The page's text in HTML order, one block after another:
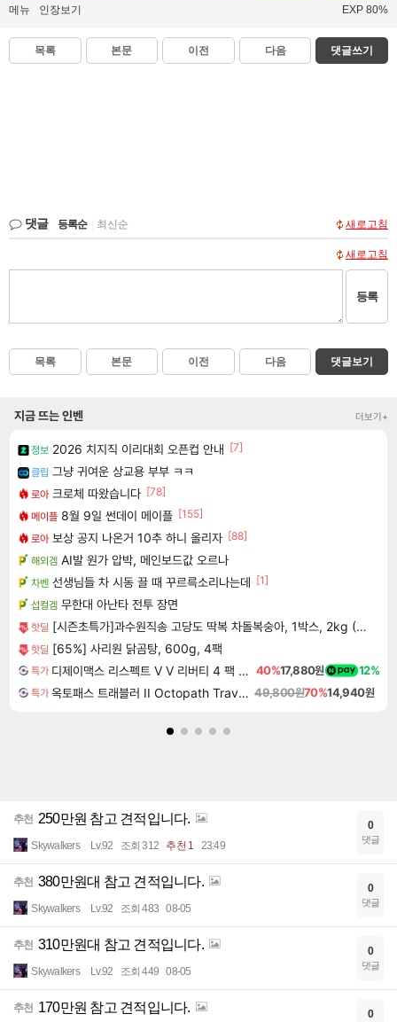
메뉴 인장보기 EXP 80%
목록 본문 이전 다음 댓글쓰기
댓글 등록순 최신순 새로고침
새로고침
등록
목록 본문 이전 다음 댓글보기
지금 뜨는 인벤 더보기+
정보 2026 치지직 이리대회 오픈컵 안내 [7]
클립 그냥 귀여운 상교용 부부 ㅋㅋ
로아 크로체 따왔습니다 [78]
메이플 8월 9일 썬데이 메이플 [155]
로아 보상 공지 나온거 10추 하니 올리자 [88]
해외겜 AI발 원가 압박, 메인보드값 오르나
차벤 선생님들 차 시동 끌 때 꾸르륵소리나는데 [1]
섭컬겜 무한대 아난타 전투 장면
핫딜 [시즌초특가]과수원직송 고당도 딱복 차돌복숭아, 1박스, 2kg (9-10과)
핫딜 [65%] 사리원 닭곰탕, 600g, 4팩
특가 디제이맥스 리스펙트 V V 리버티 4 팩 DJMAX RESPECT V V Liberty 4 Pack DLC 40%17,880원 12%
특가 옥토패스 트래블러 II Octopath Traveler II 49,800원70%14,940원
추천 250만원 참고 견적입니다.
Skywalkers Lv.92 조회 312 추천 1 23:49
0
댓글
추천 380만원대 참고 견적입니다.
Skywalkers Lv.92 조회 483 08-05
0
댓글
추천 310만원대 참고 견적입니다.
Skywalkers Lv.92 조회 449 08-05
0
댓글
추천 170만원 참고 견적입니다. 0